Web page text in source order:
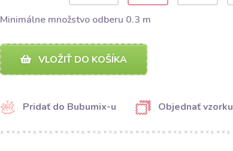
Minimálne množstvo odberu 0.3 m
VLOŽIŤ DO KOŠÍKA
Pridať do Bubumix-u Objednať vzorku